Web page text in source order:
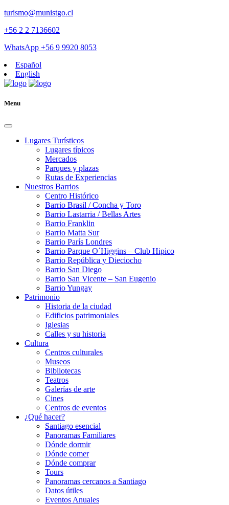
turismo@munistgo.cl
+56 2 2 7136602
WhatsApp +56 9 9920 8053
Español
English
Menu
Lugares Turísticos
Lugares tí­picos
Mercados
Parques y plazas
Rutas de Experiencias
Nuestros Barrios
Centro Histórico
Barrio Brasil / Concha y Toro
Barrio Lastarria / Bellas Artes
Barrio Franklin
Barrio Matta Sur
Barrio Parí­s Londres
Barrio Parque O´Higgins – Club Hipico
Barrio República y Dieciocho
Barrio San Diego
Barrio San Vicente – San Eugenio
Barrio Yungay
Patrimonio
Historia de la ciudad
Edificios patrimoniales
Iglesias
Calles y su historia
Cultura
Centros culturales
Museos
Bibliotecas
Teatros
Galerí­as de arte
Cines
Centros de eventos
¿Qué hacer?
Santiago esencial
Panoramas Familiares
Dónde dormir
Dónde comer
Dónde comprar
Tours
Panoramas cercanos a Santiago
Datos útiles
Eventos Anuales